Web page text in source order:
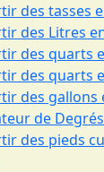
des tasses
des Litres
des quarts
des quarts
des gallons
de
des pieds